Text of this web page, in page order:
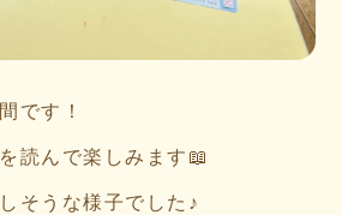
です！
読んで楽しみます📖
そうな様子でした♪